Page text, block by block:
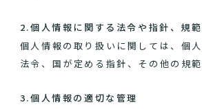
2.個人情報に関する法令や指針、規
個人情報の取り扱いに関しては、個
法令、国が定める指針、その他の規範
3.個人情報の適切な管理